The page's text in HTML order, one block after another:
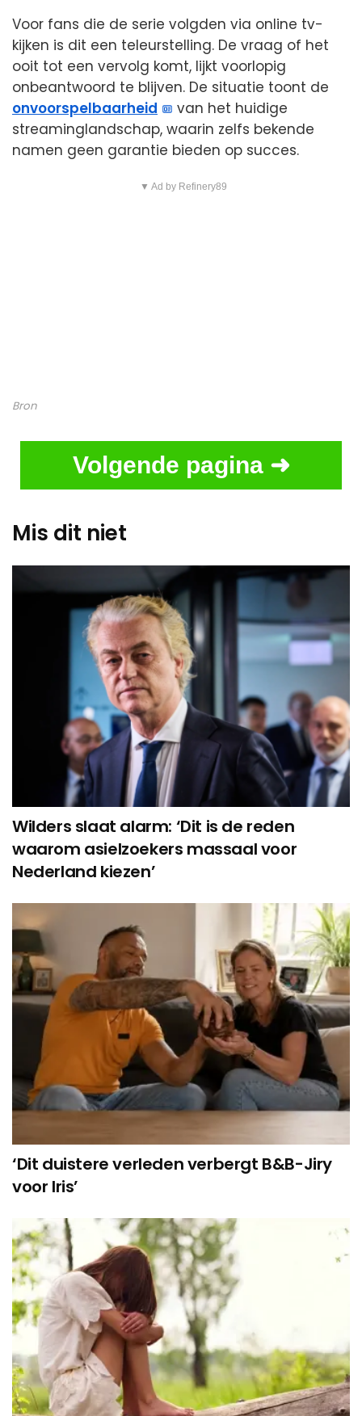
Voor fans die de serie volgden via online tv-
kijken is dit een teleurstelling. De vraag of het
ooit tot een vervolg komt, lijkt voorlopig
onbeantwoord te blijven. De situatie toont de
onvoorspelbaarheid
van het huidige
streaminglandschap, waarin zelfs bekende
namen geen garantie bieden op succes.
▼ Ad by Refinery89
Bron
Volgende pagina ➜
Mis dit niet
Wilders slaat alarm: ‘Dit is de reden
waarom asielzoekers massaal voor
Nederland kiezen’
‘Dit duistere verleden verbergt B&B-Jiry
voor Iris’